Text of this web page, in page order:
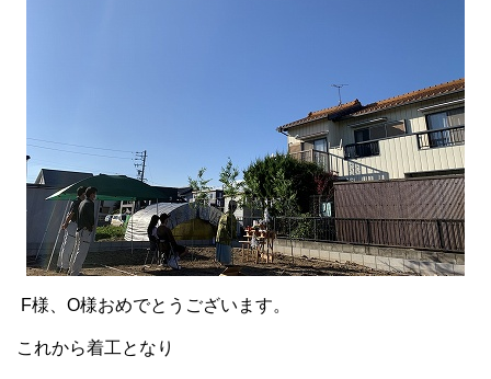
F様、O様おめでとうございます。
これから着工となり